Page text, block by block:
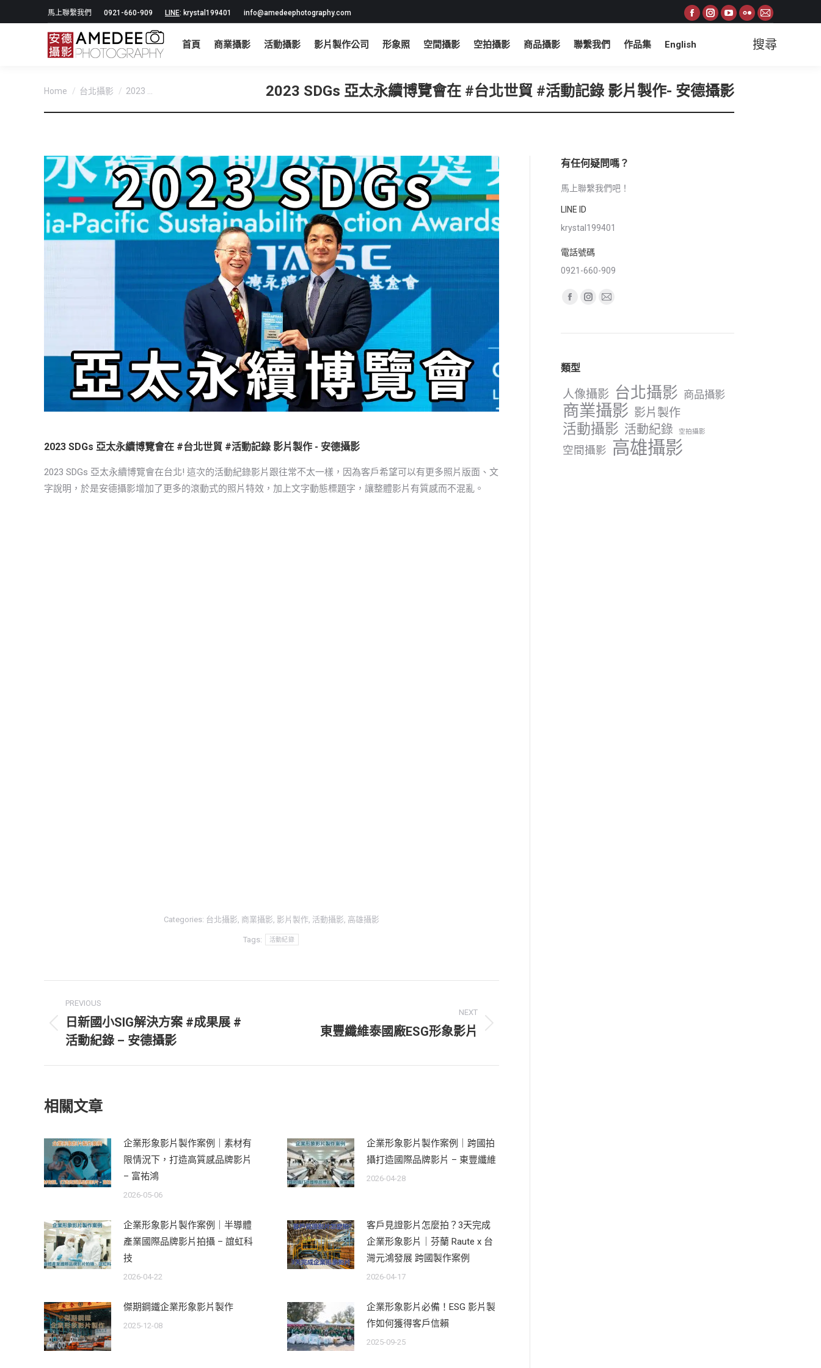
馬上聯繫我們 0921-660-909 LINE: krystal199401 info@amedeephotography.com
Facebook
opens
new
window
Instagram
new
window
YouTube
new
window
Flickr
page
opens
Mail
opens
首頁 商業攝影 活動攝影 影片製作公司 形象照 空間攝影 空拍攝影 商品攝影 聯繫我們 作品集 English Search:
搜尋
You are here:
Home 台北攝影 2023 ... 2023 SDGs 亞太永續博覽會在 #台北世貿 #活動記錄 影片製作- 安德攝影
2023 SDGs 亞太永續博覽會在 #台北世貿 #活動記錄 影片製作 - 安德攝影
2023 SDGs 亞太永續博覽會在台北! 這次的活動紀錄影片跟往常不太一樣，因為客戶希望可以有更多照片版面、文
字說明，於是安德攝影增加了更多的滾動式的照片特效，加上文字動態標題字，讓整體影片有質感而不混亂。
Categories: 台北攝影, 商業攝影, 影片製作, 活動攝影, 高雄攝影
Tags: 活動紀錄
navigation
PREVIOUS
Previous
post:
日新國小SIG解決方案 #成果展 #
活動紀錄 – 安德攝影
NEXT
東豐纖維泰國廠ESG形象影片
相關文章
企業形象影片製作案例｜素材有
限情況下，打造高質感品牌影片
– 富祐鴻
2026-05-06
企業形象影片製作案例｜跨國拍
攝打造國際品牌影片 – 東豐纖維
2026-04-28
企業形象影片製作案例｜半導體
產業國際品牌影片拍攝 – 誼虹科
技
2026-04-22
客戶見證影片怎麼拍？3天完成
企業形象影片｜芬蘭 Raute x 台
灣元鴻發展 跨國製作案例
2026-04-17
傑期鋼鐵企業形象影片製作
2025-12-08
企業形象影片必備！ESG 影片製
作如何獲得客戶信賴
2025-09-25
有任何疑問嗎？
馬上聯繫我們吧！
LINE ID
krystal199401
電話號碼
0921-660-909
Find us on:
Facebook
opens
new
Instagram
opens
Mail
opens
window
類型
人像攝影 台北攝影 商品攝影
商業攝影 影片製作
活動攝影 活動紀錄 空拍攝影
空間攝影 高雄攝影